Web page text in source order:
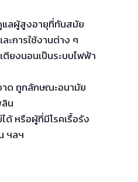
แลผู้สูงอายุที่ทันสมัย
ะการใช้งานต่าง ๆ
ยงนอนเป็นระบบไฟฟ้า
าด ถูกลักษณะอนามัย
น
หรือผู้ที่มีโรคเรื้อรัง
ฯลฯ